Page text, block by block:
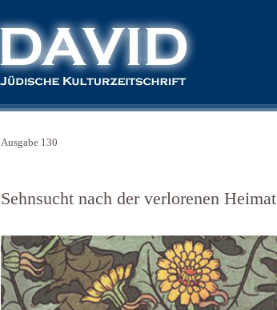
Ausgabe 130
Sehnsucht nach der verlorenen Heimat